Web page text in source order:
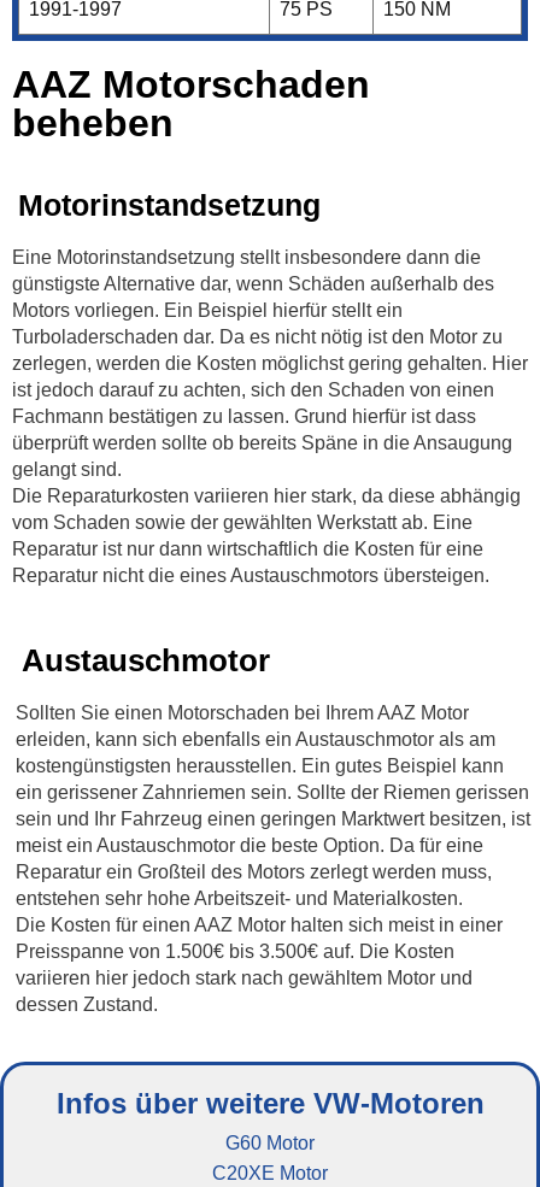
1991-1997 75 PS 150 NM
AAZ Motorschaden
beheben
Motorinstandsetzung
Eine Motorinstandsetzung stellt insbesondere dann die
günstigste Alternative dar, wenn Schäden außerhalb des
Motors vorliegen. Ein Beispiel hierfür stellt ein
Turboladerschaden dar. Da es nicht nötig ist den Motor zu
zerlegen, werden die Kosten möglichst gering gehalten. Hier
ist jedoch darauf zu achten, sich den Schaden von einen
Fachmann bestätigen zu lassen. Grund hierfür ist dass
überprüft werden sollte ob bereits Späne in die Ansaugung
gelangt sind.
Die Reparaturkosten variieren hier stark, da diese abhängig
vom Schaden sowie der gewählten Werkstatt ab. Eine
Reparatur ist nur dann wirtschaftlich die Kosten für eine
Reparatur nicht die eines Austauschmotors übersteigen.
Austauschmotor
Sollten Sie einen Motorschaden bei Ihrem AAZ Motor
erleiden, kann sich ebenfalls ein Austauschmotor als am
kostengünstigsten herausstellen. Ein gutes Beispiel kann
ein gerissener Zahnriemen sein. Sollte der Riemen gerissen
sein und Ihr Fahrzeug einen geringen Marktwert besitzen, ist
meist ein Austauschmotor die beste Option. Da für eine
Reparatur ein Großteil des Motors zerlegt werden muss,
entstehen sehr hohe Arbeitszeit- und Materialkosten.
Die Kosten für einen AAZ Motor halten sich meist in einer
Preisspanne von 1.500€ bis 3.500€ auf. Die Kosten
variieren hier jedoch stark nach gewähltem Motor und
dessen Zustand.
Infos über weitere VW-Motoren
G60 Motor
C20XE Motor